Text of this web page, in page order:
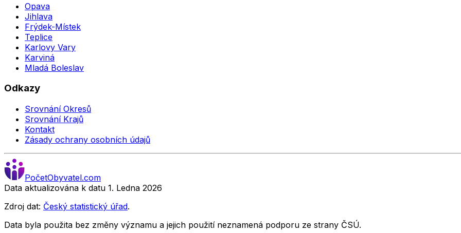
Opava
Jihlava
Frýdek-Místek
Teplice
Karlovy Vary
Karviná
Mladá Boleslav
Odkazy
Srovnání Okresů
Srovnání Krajů
Kontakt
Zásady ochrany osobních údajů
PočetObyvatel.com
Data aktualizována k datu 1. Ledna 2026
Zdroj dat: Český statistický úřad.
Data byla použita bez změny významu a jejich použití neznamená podporu ze strany ČSÚ.